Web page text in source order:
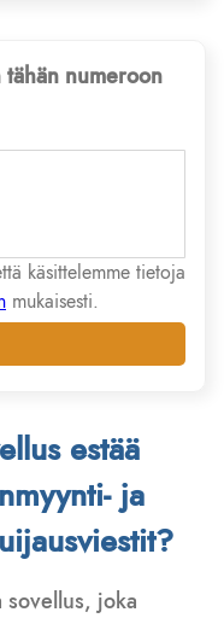
numeroon
käsittelemme tietoja
mukaisesti.
estää
ja
joka